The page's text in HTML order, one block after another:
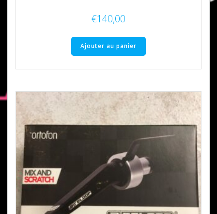
€140,00
Ajouter au panier